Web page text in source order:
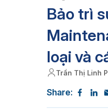
3S i​FACTORY
Giải pháp nhà
3S WMS
3S MMS
3S F-
Bảo trì
loại và
Trần Thị Linh
Share: